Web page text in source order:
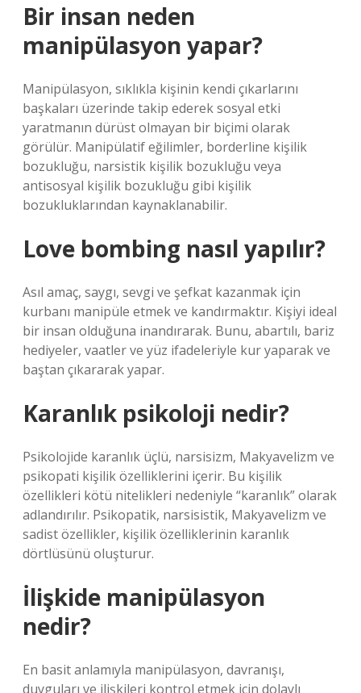
Bir insan neden
manipülasyon yapar?
Manipülasyon, sıklıkla kişinin kendi çıkarlarını
başkaları üzerinde takip ederek sosyal etki
yaratmanın dürüst olmayan bir biçimi olarak
görülür. Manipülatif eğilimler, borderline kişilik
bozukluğu, narsistik kişilik bozukluğu veya
antisosyal kişilik bozukluğu gibi kişilik
bozukluklarından kaynaklanabilir.
Love bombing nasıl yapılır?
Asıl amaç, saygı, sevgi ve şefkat kazanmak için
kurbanı manipüle etmek ve kandırmaktır. Kişiyi ideal
bir insan olduğuna inandırarak. Bunu, abartılı, bariz
hediyeler, vaatler ve yüz ifadeleriyle kur yaparak ve
baştan çıkararak yapar.
Karanlık psikoloji nedir?
Psikolojide karanlık üçlü, narsisizm, Makyavelizm ve
psikopati kişilik özelliklerini içerir. Bu kişilik
özellikleri kötü nitelikleri nedeniyle “karanlık” olarak
adlandırılır. Psikopatik, narsisistik, Makyavelizm ve
sadist özellikler, kişilik özelliklerinin karanlık
dörtlüsünü oluşturur.
İlişkide manipülasyon
nedir?
En basit anlamıyla manipülasyon, davranışı,
duyguları ve ilişkileri kontrol etmek için dolaylı